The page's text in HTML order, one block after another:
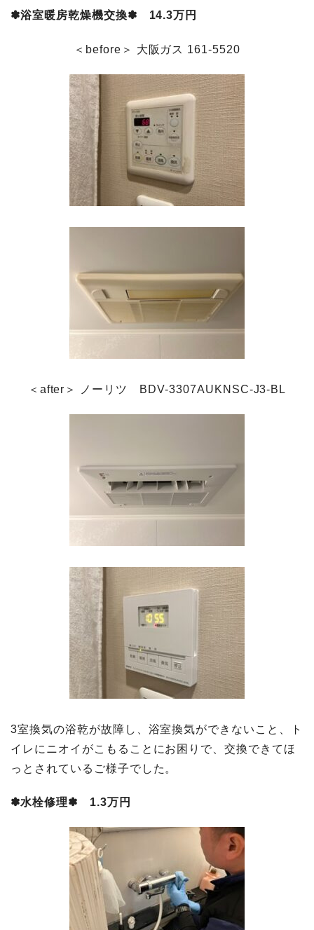
✽浴室暖房乾燥機交換✽ 14.3万円
＜before＞ 大阪ガス 161-5520
＜after＞ ノーリツ BDV-3307AUKNSC-J3-BL
3室換気の浴乾が故障し、浴室換気ができないこと、ト
イレにニオイがこもることにお困りで、交換できてほ
っとされているご様子でした。
✽水栓修理✽ 1.3万円